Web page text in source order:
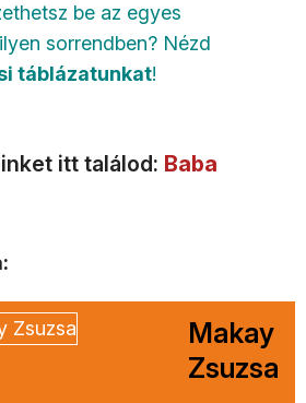
be az egyes
sorrendben? Nézd
táblázatunkat!
itt találod: Baba
Makay
Zsuzsa